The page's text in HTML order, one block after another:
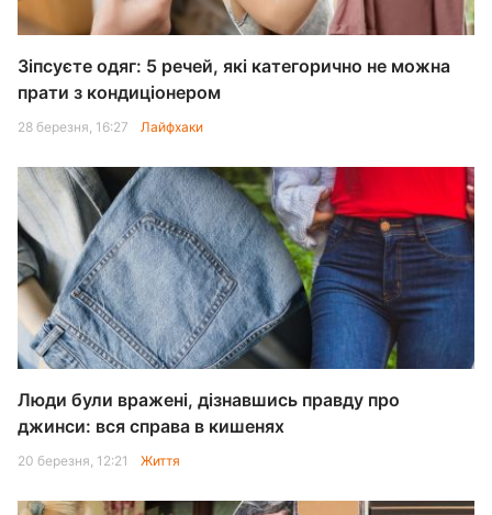
Зіпсуєте одяг: 5 речей, які категорично не можна
прати з кондиціонером
28 березня, 16:27 Лайфхаки
Люди були вражені, дізнавшись правду про
джинси: вся справа в кишенях
20 березня, 12:21 Життя